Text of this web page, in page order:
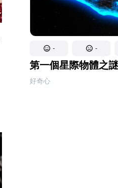
- -
第一個星際物體之
好奇心